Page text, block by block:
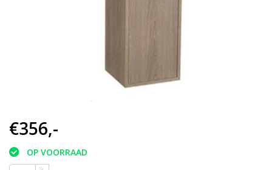
€356,-
OP VOORRAAD